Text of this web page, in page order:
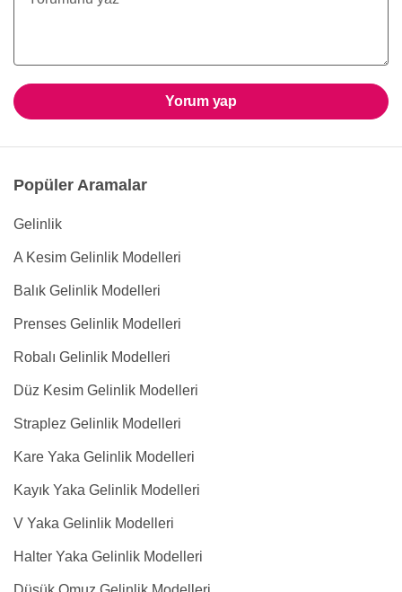
Yorum yap
Popüler Aramalar
Gelinlik
A Kesim Gelinlik Modelleri
Balık Gelinlik Modelleri
Prenses Gelinlik Modelleri
Robalı Gelinlik Modelleri
Düz Kesim Gelinlik Modelleri
Straplez Gelinlik Modelleri
Kare Yaka Gelinlik Modelleri
Kayık Yaka Gelinlik Modelleri
V Yaka Gelinlik Modelleri
Halter Yaka Gelinlik Modelleri